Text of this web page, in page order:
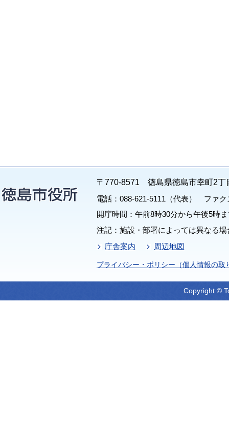
〒770-8571 徳島県徳島市幸町2丁
電話：088-621-5111（代表） ファク
開庁時間：午前8時30分から午後5時
注記：施設・部署によっては異なる
庁舎案内
周辺地図
プライバシー・ポリシー（個人情報の取
Copyright ©